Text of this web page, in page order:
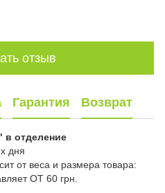
отзыв
Гарантия Возврат
в отделение
дня
от веса и размера товара:
ОТ 60 грн.